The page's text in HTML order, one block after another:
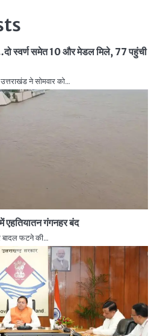
स्वर्ण समेत 10 और मेडल मिले, 77 पहुंची
ने सोमवार को…
एहतियातन गंगनहर बंद
बादल फटने की…